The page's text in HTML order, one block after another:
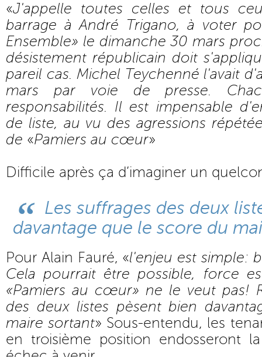
«J'appelle toutes celles et tous
barrage à André Trigano, à voter
Ensemble» le dimanche 30 mars
désistement républicain doit
pareil cas. Michel Teychenné l'avait
mars par voie de presse.
responsabilités. Il est impensable
de liste, au vu des agressions
de «Pamiers au cœur»
Difficile après ça d’imaginer un
Les suffrages des deux
davantage que le score du
Pour Alain Fauré, «l'enjeu est simple:
Cela pourrait être possible, force
«Pamiers au cœur» ne le veut pas!
des deux listes pèsent bien
maire sortant» Sous-entendu, les
en troisième position endosseront la